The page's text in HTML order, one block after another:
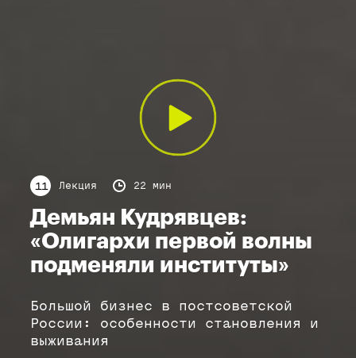
11 Лекция 22 мин
Демьян Кудрявцев:
«Олигархи первой волны
подменяли институты»
Большой бизнес в постсоветской
России: особенности становления и
выживания